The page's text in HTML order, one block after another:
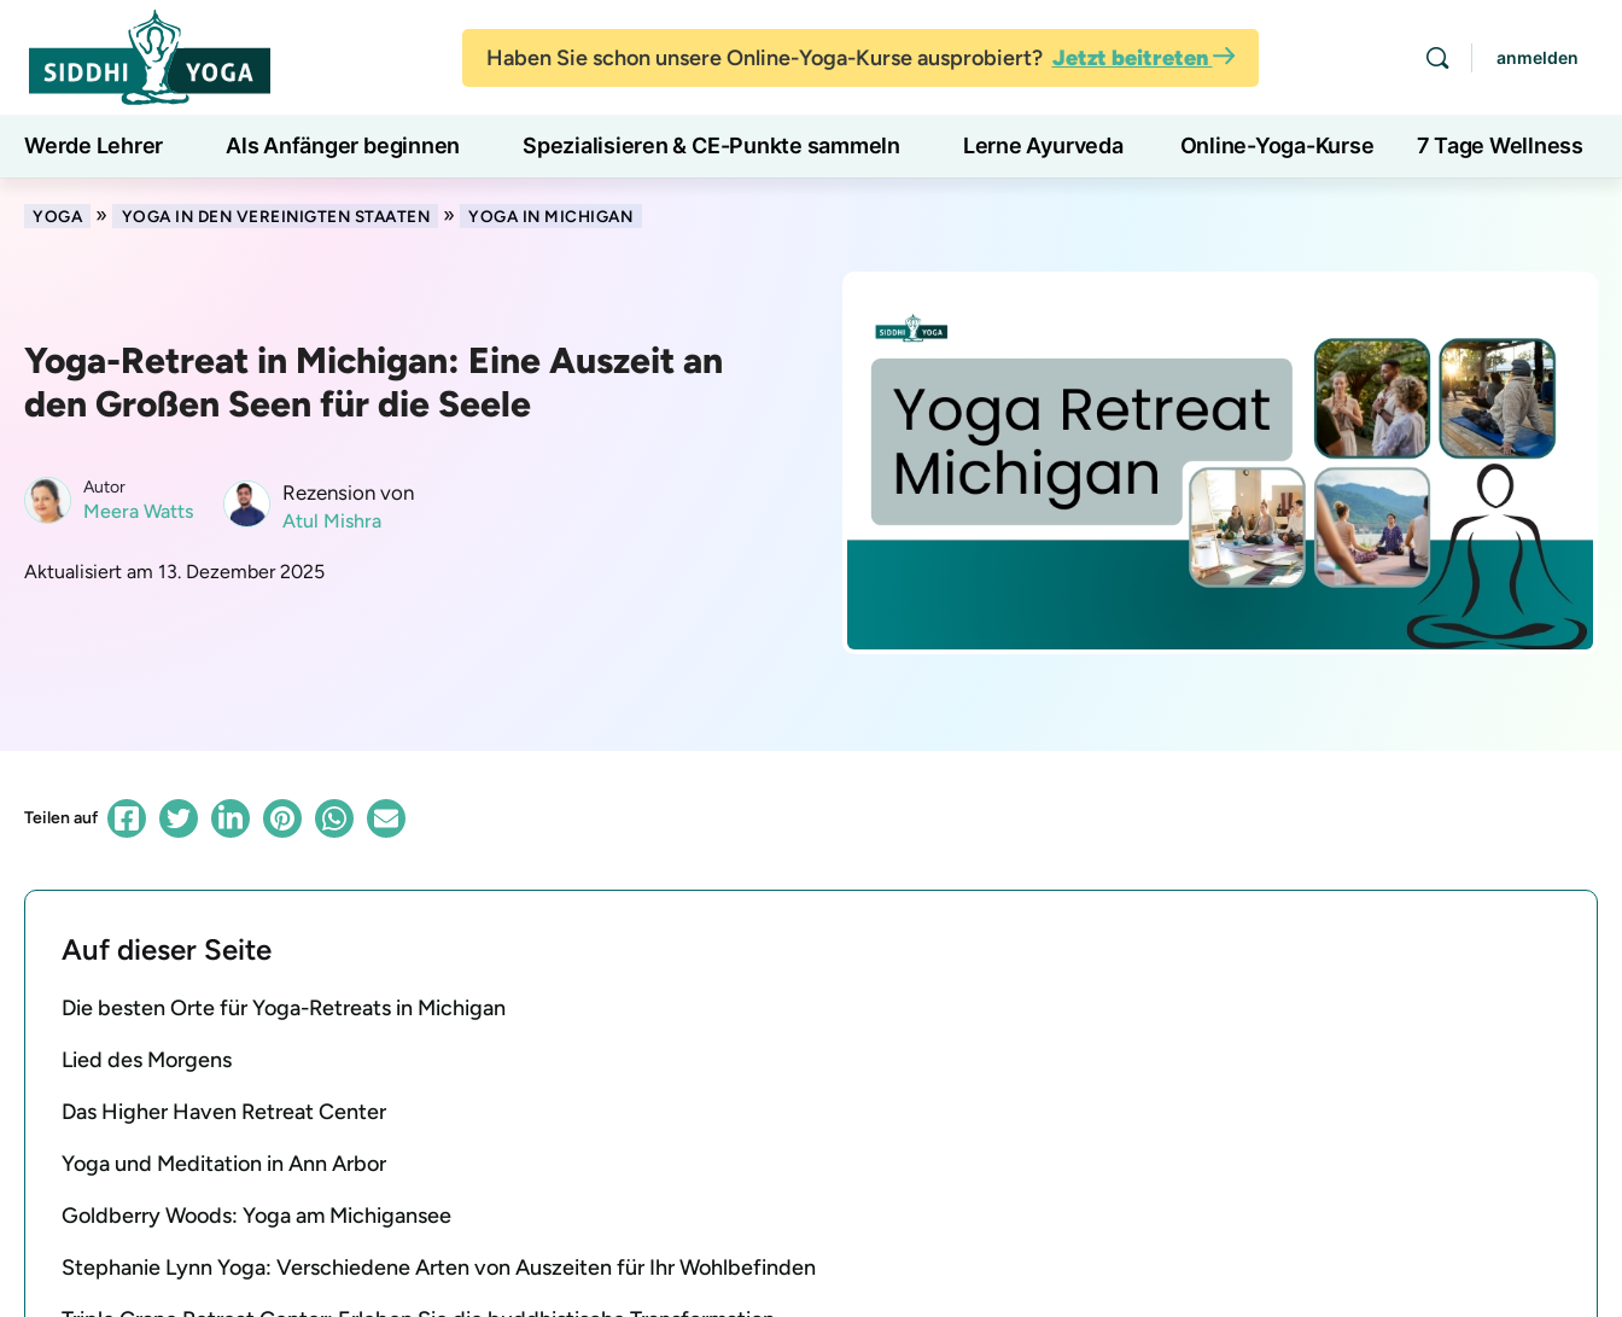
Haben Sie schon unsere Online-Yoga-Kurse ausprobiert? Jetzt beitreten anmelden
Werde Lehrer Als Anfänger beginnen Spezialisieren & CE-Punkte sammeln Lerne Ayurveda Online-Yoga-Kurse 7 Tage Wellness
Blog Lernen
YOGA » YOGA IN DEN VEREINIGTEN STAATEN » YOGA IN MICHIGAN
Yoga-Retreat in Michigan: Eine Auszeit an
den Großen Seen für die Seele
Autor
Meera Watts
Rezension von
Atul Mishra
Aktualisiert am 13. Dezember 2025
Teilen auf
Auf dieser Seite
Die besten Orte für Yoga-Retreats in Michigan
Lied des Morgens
Das Higher Haven Retreat Center
Yoga und Meditation in Ann Arbor
Goldberry Woods: Yoga am Michigansee
Stephanie Lynn Yoga: Verschiedene Arten von Auszeiten für Ihr Wohlbefinden